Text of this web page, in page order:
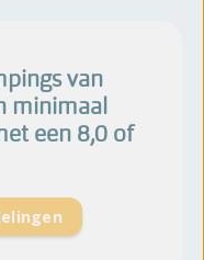
van
minimaal
een 8,0 of